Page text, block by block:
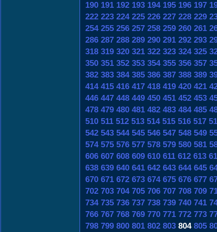
190 191 192 193 194 195 196 197
222 223 224 225 226 227 228 229
254 255 256 257 258 259 260 261
286 287 288 289 290 291 292 293
318 319 320 321 322 323 324 325
350 351 352 353 354 355 356 357
382 383 384 385 386 387 388 389
414 415 416 417 418 419 420 421
446 447 448 449 450 451 452 453
478 479 480 481 482 483 484 485
510 511 512 513 514 515 516 517
542 543 544 545 546 547 548 549
574 575 576 577 578 579 580 581
606 607 608 609 610 611 612 613
638 639 640 641 642 643 644 645
670 671 672 673 674 675 676 677
702 703 704 705 706 707 708 709
734 735 736 737 738 739 740 741
766 767 768 769 770 771 772 773
798 799 800 801 802 803 804 805